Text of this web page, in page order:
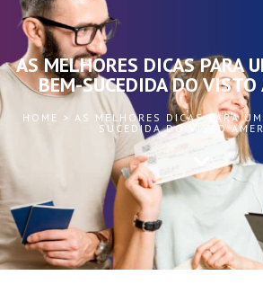
AS MELHORES DICAS PARA
BEM-SUCEDIDA DO VISTO
HOME > AS MELHORES DICAS PARA
SUCEDIDA DO VISTO